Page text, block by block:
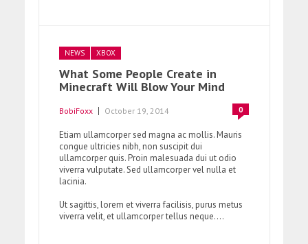
NEWS XBOX
What Some People Create in
Minecraft Will Blow Your Mind
BobiFoxx October 19, 2014 0
Etiam ullamcorper sed magna ac mollis. Mauris
congue ultricies nibh, non suscipit dui
ullamcorper quis. Proin malesuada dui ut odio
viverra vulputate. Sed ullamcorper vel nulla et
lacinia.
Ut sagittis, lorem et viverra facilisis, purus metus
viverra velit, et ullamcorper tellus neque....